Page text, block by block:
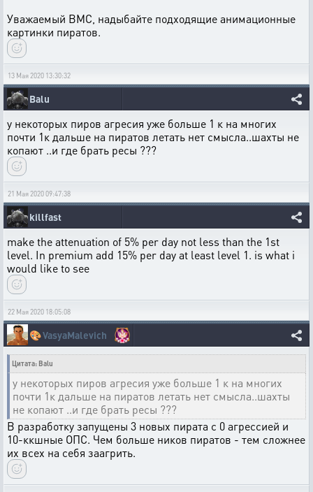
Уважаемый ВМС, надыбайте подходящие анимационные
картинки пиратов.
13 Мая 2020 13:30:32
Balu
у некоторых пиров агресия уже больше 1 к на многих
почти 1к дальше на пиратов летать нет смысла..шахты не
копают ..и где брать ресы ???
21 Мая 2020 09:47:38
killfast
make the attenuation of 5% per day not less than the 1st
level. In premium add 15% per day at least level 1. is what i
would like to see
22 Мая 2020 18:05:08
🎨VasyaMalevich
Цитата: Balu
у некоторых пиров агресия уже больше 1 к на многих
почти 1к дальше на пиратов летать нет смысла..шахты
не копают ..и где брать ресы ???
В разработку запущены 3 новых пирата с 0 агрессией и
10-ккшные ОПС. Чем больше ников пиратов - тем сложнее
их всех на себя заагрить.